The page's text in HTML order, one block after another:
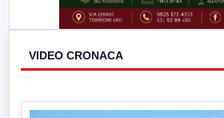
VIDEO CRONACA